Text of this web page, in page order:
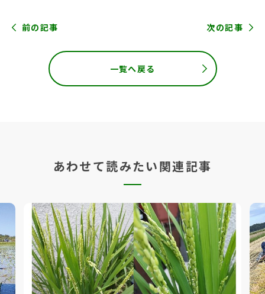
前の記事 次の記事
一覧へ戻る
あわせて読みたい関連記事